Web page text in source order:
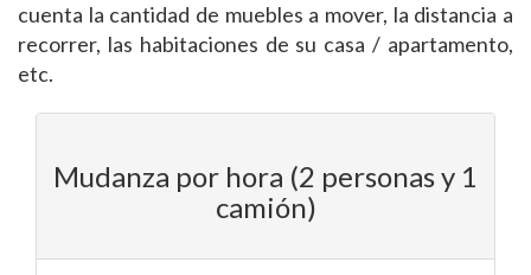
cuenta la cantidad de muebles a mover, la distancia a
recorrer, las habitaciones de su casa / apartamento,
etc.
Mudanza por hora (2 personas y 1
camión)